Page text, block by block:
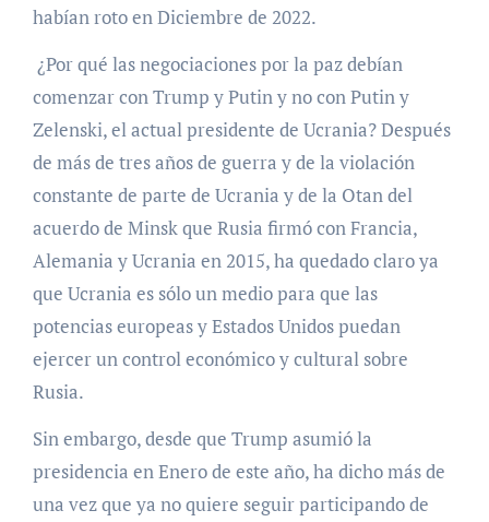
habían roto en Diciembre de 2022.
¿Por qué las negociaciones por la paz debían
comenzar con Trump y Putin y no con Putin y
Zelenski, el actual presidente de Ucrania? Después
de más de tres años de guerra y de la violación
constante de parte de Ucrania y de la Otan del
acuerdo de Minsk que Rusia firmó con Francia,
Alemania y Ucrania en 2015, ha quedado claro ya
que Ucrania es sólo un medio para que las
potencias europeas y Estados Unidos puedan
ejercer un control económico y cultural sobre
Rusia.
Sin embargo, desde que Trump asumió la
presidencia en Enero de este año, ha dicho más de
una vez que ya no quiere seguir participando de